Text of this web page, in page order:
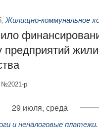
, Жилищно-коммунальное
предприятий
№2021-р
29 июля, среда
и неналоговые